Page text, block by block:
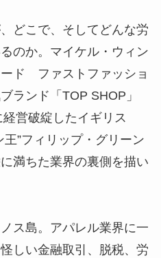
どこで、そしてどんな労
のか。マイケル・ウィン
ド ファストファッショ
ランド「TOP SHOP」
営破綻したイギリス
”フィリップ・グリーン
満ちた業界の裏側を描い
ス島。アパレル業界に一
しい金融取引、脱税、労